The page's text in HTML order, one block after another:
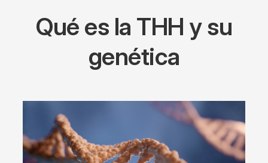
Qué es la THH y su
genética